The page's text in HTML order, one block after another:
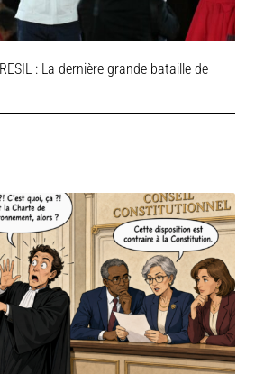
: La dernière grande bataille de